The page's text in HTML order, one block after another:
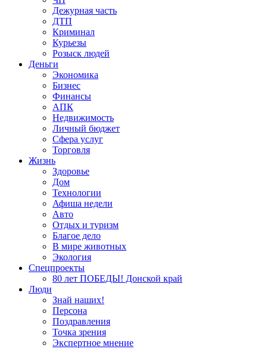
Дежурная часть
ДТП
Криминал
Курьезы
Розыск людей
Деньги
Экономика
Бизнес
Финансы
АПК
Недвижимость
Личный бюджет
Сфера услуг
Торговля
Жизнь
Здоровье
Дом
Технологии
Афиша недели
Авто
Отдых и туризм
Благое дело
В мире животных
Экология
Спецпроекты
80 лет ПОБЕДЫ! Донской край
Люди
Знай наших!
Персона
Поздравления
Точка зрения
Экспертное мнение